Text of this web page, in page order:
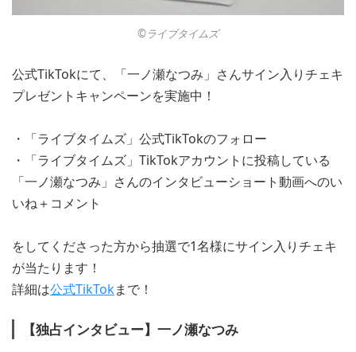
©︎ライブタイムズ
公式TikTokにて、「一ノ瀬なつみ」さんサイン入りチェキ
プレゼントキャンペーンを実施中！
・「ライブタイムズ」公式TikTokのフォロー
・「ライブタイムズ」TikTokアカウントに投稿している
「一ノ瀬なつみ」さんのインタビューショート動画へのい
いね＋コメント
をしてくださった方から抽選で1名様にサイン入りチェキ
が当たります！
詳細は公式TikTokまで！
【独占インタビュー】一ノ瀬なつみ